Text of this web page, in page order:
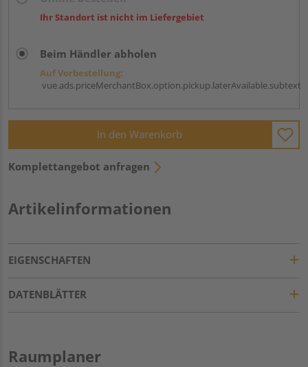
Ihr Standort ist nicht im Liefergebiet
Beim Händler abholen
Auf Vorbestellung:
vue.ads.priceMerchantBox.option.pickup.laterAvailable.subtext
In den Warenkorb
Komplettangebot anfragen
Artikelinformationen
EIGENSCHAFTEN
DATENBLÄTTER
Raumplaner